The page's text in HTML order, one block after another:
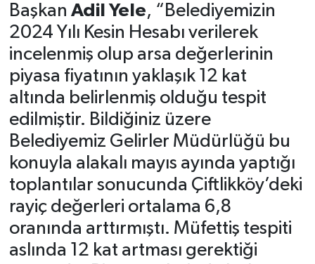
Başkan Adil Yele, “Belediyemizin
2024 Yılı Kesin Hesabı verilerek
incelenmiş olup arsa değerlerinin
piyasa fiyatının yaklaşık 12 kat
altında belirlenmiş olduğu tespit
edilmiştir. Bildiğiniz üzere
Belediyemiz Gelirler Müdürlüğü bu
konuyla alakalı mayıs ayında yaptığı
toplantılar sonucunda Çiftlikköy’deki
rayiç değerleri ortalama 6,8
oranında arttırmıştı. Müfettiş tespiti
aslında 12 kat artması gerektiği